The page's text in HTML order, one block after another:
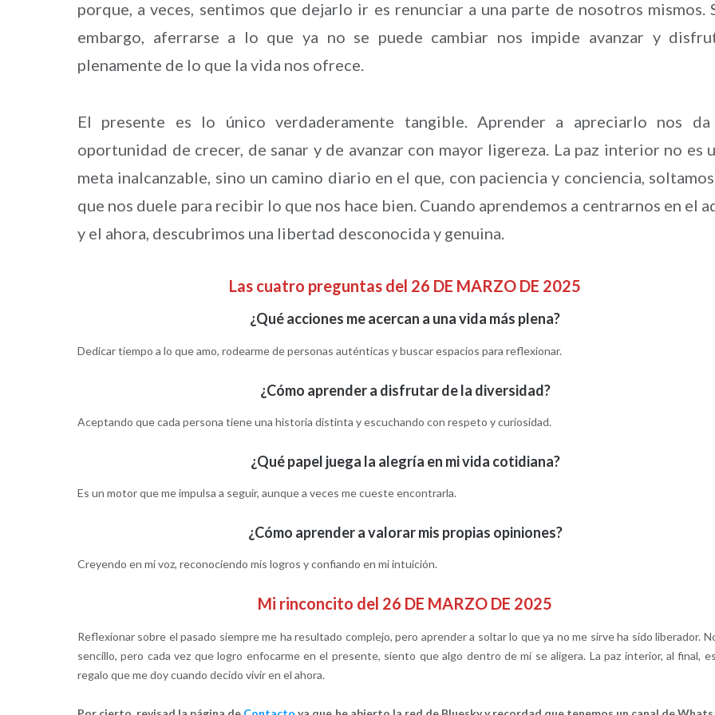
porque, a veces, sentimos que dejarlo ir es renunciar a una parte de nosotros mismos.
embargo, aferrarse a lo que ya no se puede cambiar nos impide avanzar y
plenamente de lo que la vida nos ofrece.
El presente es lo único verdaderamente tangible. Aprender a apreciarlo nos
oportunidad de crecer, de sanar y de avanzar con mayor ligereza. La paz interior no es
meta inalcanzable, sino un camino diario en el que, con paciencia y conciencia,
que nos duele para recibir lo que nos hace bien. Cuando aprendemos a centrarnos en el
y el ahora, descubrimos una libertad desconocida y genuina.
Las cuatro preguntas del 26 DE MARZO DE 2025
¿Qué acciones me acercan a una vida más plena?
Dedicar tiempo a lo que amo, rodearme de personas auténticas y buscar espacios para reflexionar.
¿Cómo aprender a disfrutar de la diversidad?
Aceptando que cada persona tiene una historia distinta y escuchando con respeto y curiosidad.
¿Qué papel juega la alegría en mi vida cotidiana?
Es un motor que me impulsa a seguir, aunque a veces me cueste encontrarla.
¿Cómo aprender a valorar mis propias opiniones?
Creyendo en mi voz, reconociendo mis logros y confiando en mi intuición.
Mi rinconcito del 26 DE MARZO DE 2025
Reflexionar sobre el pasado siempre me ha resultado complejo, pero aprender a soltar lo que ya no me sirve ha sido liberador.
sencillo, pero cada vez que logro enfocarme en el presente, siento que algo dentro de mí se aligera. La paz interior, al final,
regalo que me doy cuando decido vivir en el ahora.